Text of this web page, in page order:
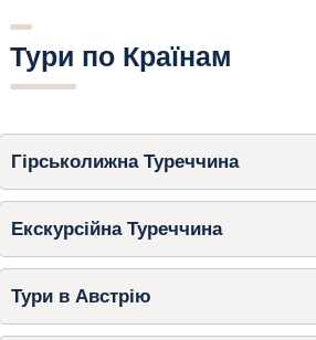
Тури по Країнам
Гірськолижна Туреччина
Екскурсійна Туреччина
Тури в Австрію